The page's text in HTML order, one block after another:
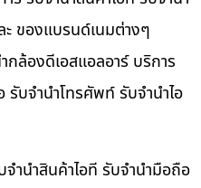
ของแบรนด์เนมต่างๆ
ล้องดีเอสแอลอาร์ บริการ
รับจำนำโทรศัพท์ รับจำนำไอ
ำนำสินค้าไอที รับจำนำมือถือ